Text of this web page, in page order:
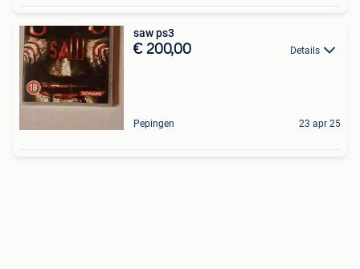
saw ps3
€ 200,00 Details
Pepingen 23 apr 25